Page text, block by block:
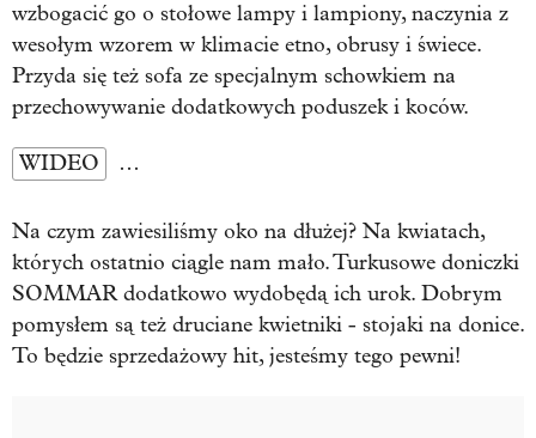
wzbogacić go o stołowe lampy i lampiony, naczynia z
wesołym wzorem w klimacie etno, obrusy i świece.
Przyda się też sofa ze specjalnym schowkiem na
przechowywanie dodatkowych poduszek i koców.
WIDEO …
Na czym zawiesiliśmy oko na dłużej? Na kwiatach,
których ostatnio ciągle nam mało. Turkusowe doniczki
SOMMAR dodatkowo wydobędą ich urok. Dobrym
pomysłem są też druciane kwietniki - stojaki na donice.
To będzie sprzedażowy hit, jesteśmy tego pewni!